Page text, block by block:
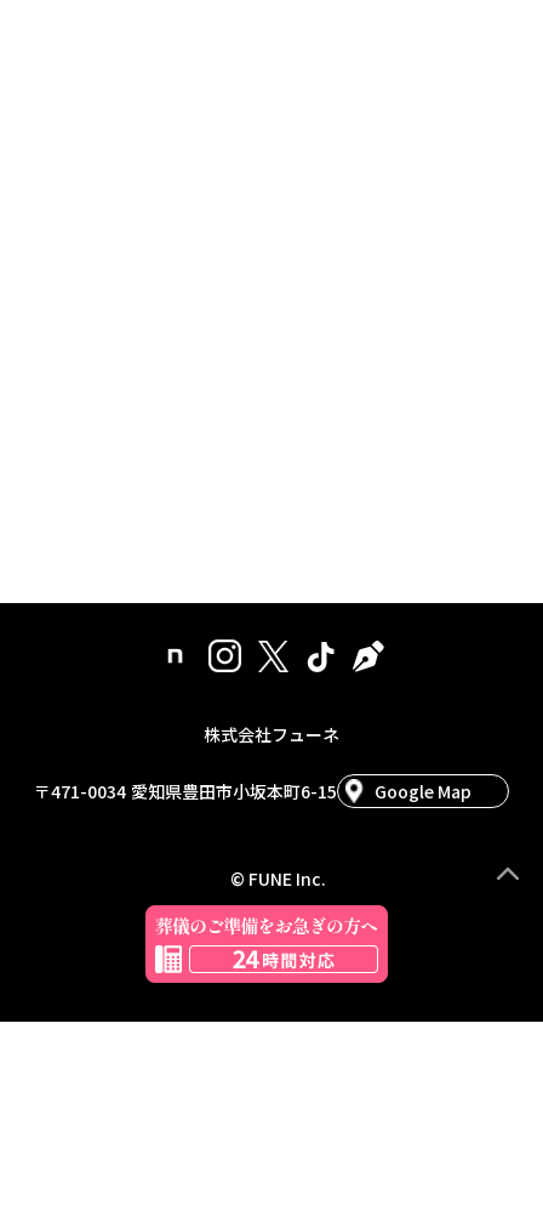
株式会社フューネ
〒471-0034 愛知県豊田市小坂本町6-15 Google Map
© FUNE Inc.